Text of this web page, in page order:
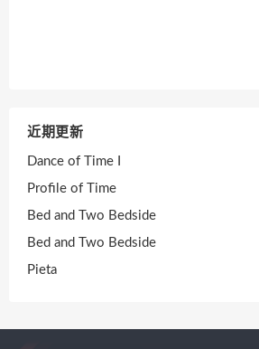
近期更新
Dance of Time I
Profile of Time
Bed and Two Bedside
Bed and Two Bedside
Pieta